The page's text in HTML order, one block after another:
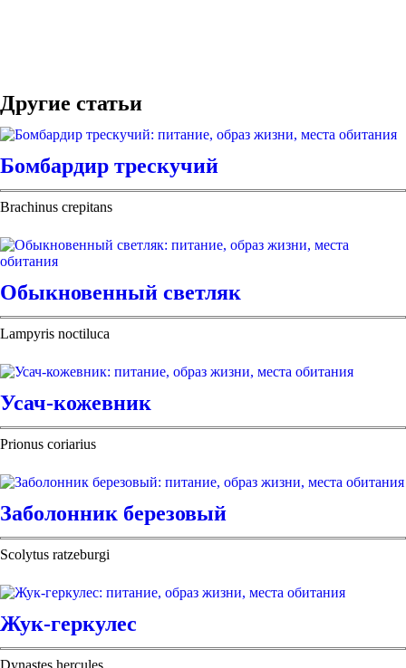
Другие статьи
Бомбардир трескучий
Brachinus crepitans
Обыкновенный светляк
Lampyris noctiluca
Усач-кожевник
Prionus coriarius
Заболонник березовый
Scolytus ratzeburgi
Жук-геркулес
Dynastes hercules